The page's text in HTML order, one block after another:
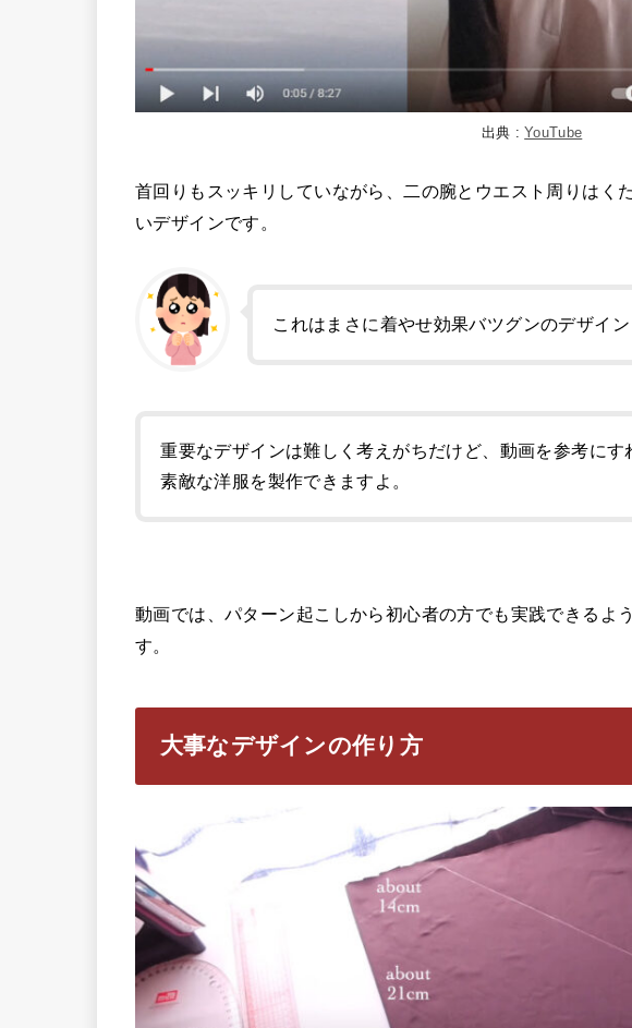
出典 :YouTube
首回りもスッキリしていながら、二の腕とウエスト周りはく
いデザインです。
これはまさに着やせ効果バツグンのデザイン
重要なデザインは難しく考えがちだけど、動画を参考にす
素敵な洋服を製作できますよ。
動画では、パターン起こしから初心者の方でも実践できるよ
す。
大事なデザインの作り方